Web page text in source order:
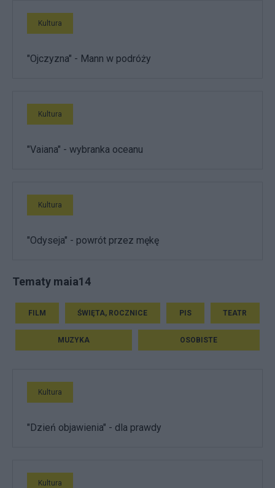
Kultura
"Ojczyzna" - Mann w podróży
Kultura
"Vaiana" - wybranka oceanu
Kultura
"Odyseja" - powrót przez mękę
Tematy maia14
FILM ŚWIĘTA, ROCZNICE PIS TEATR
MUZYKA OSOBISTE
Kultura
"Dzień objawienia" - dla prawdy
Kultura